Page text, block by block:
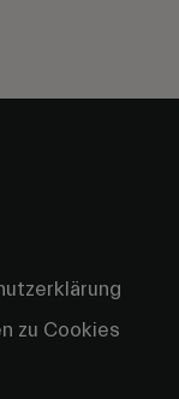
zu Cookies